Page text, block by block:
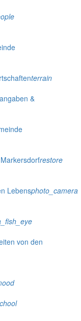
terrain
&
restore
Lebensphoto_camera
von den